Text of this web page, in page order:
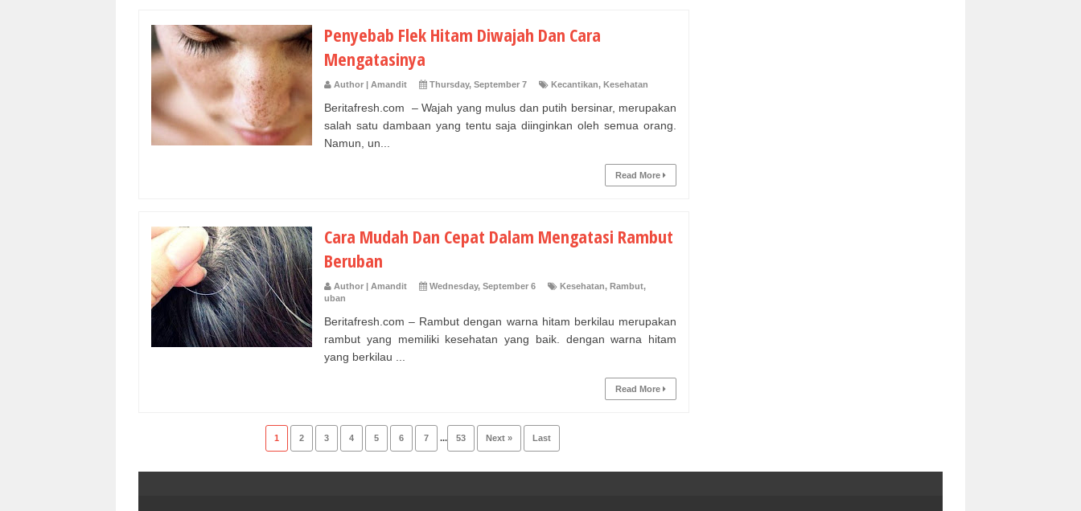
Penyebab Flek Hitam Diwajah Dan Cara
Mengatasinya
Author | Amandit Thursday, September 7 Kecantikan, Kesehatan
Beritafresh.com – Wajah yang mulus dan putih bersinar, merupakan
salah satu dambaan yang tentu saja diinginkan oleh semua orang.
Namun, un...
Read More
Cara Mudah Dan Cepat Dalam Mengatasi Rambut
Beruban
Author | Amandit Wednesday, September 6 Kesehatan, Rambut,
uban
Beritafresh.com – Rambut dengan warna hitam berkilau merupakan
rambut yang memiliki kesehatan yang baik. dengan warna hitam
yang berkilau ...
Read More
1 2 3 4 5 6 7 ... 53 Next » Last